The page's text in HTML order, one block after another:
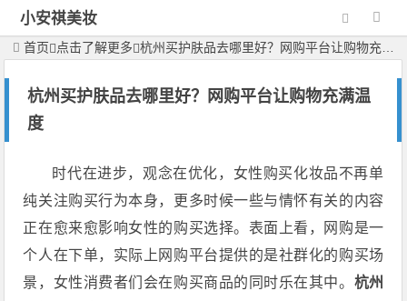
小安祺美妆
首页 点击了解更多 杭州买护肤品去哪里好？网购平台让购物充满温度
杭州买护肤品去哪里好？网购平台让购物充满温
度
时代在进步，观念在优化，女性购买化妆品不再单
纯关注购买行为本身，更多时候一些与情怀有关的内容
正在愈来愈影响女性的购买选择。表面上看，网购是一
个人在下单，实际上网购平台提供的是社群化的购买场
景，女性消费者们会在购买商品的同时乐在其中。 杭州